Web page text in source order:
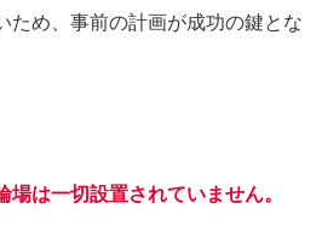
ため、事前の計画が成功の鍵とな
は一切設置されていません。